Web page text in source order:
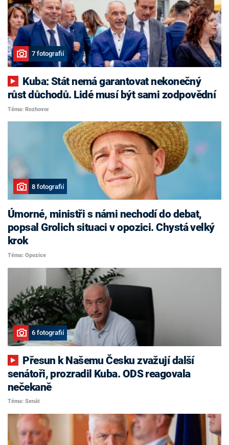
7 fotografií
růst důchodů. Lidé musí být sami zodpovědní
Téma: Rozhovor
8 fotografií
Úmorné, ministři s námi nechodí do debat,
popsal Grolich situaci v opozici. Chystá velký
krok
Téma: Opozice
6 fotografií
senátoři, prozradil Kuba. ODS reagovala
nečekaně
Téma: Senát